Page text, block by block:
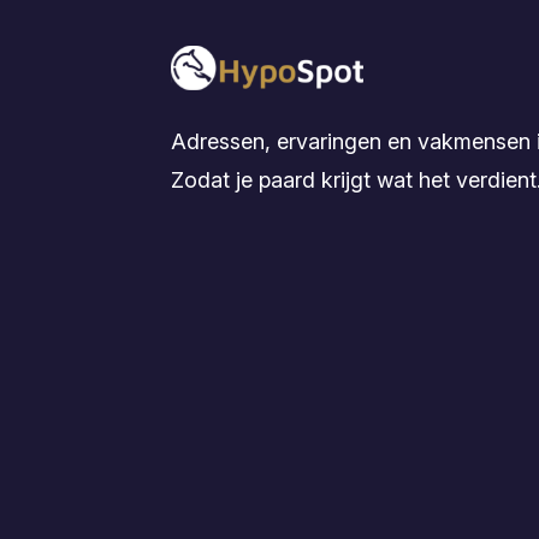
Adressen, ervaringen en vakmensen
Zodat je paard krijgt wat het verdient.